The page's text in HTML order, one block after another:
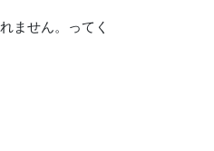
ません。ってく